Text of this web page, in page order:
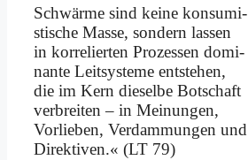
Schwär­me sind kei­ne kon­su­mi­
sti­sche Mas­se, son­dern las­sen
in kor­re­lier­ten Pro­zes­sen do­mi­
nan­te Leit­sy­ste­me ent­ste­hen,
die im Kern die­sel­be Bot­schaft
ver­brei­ten – in Mei­nun­gen,
Vor­lie­ben, Ver­dam­mun­gen und
Di­rek­ti­ven.« (LT 79)